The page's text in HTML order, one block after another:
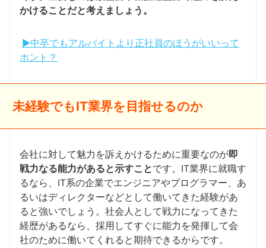
かけることだと考えましょう。
▶中卒でもアルバイトより正社員のほうがいいって
ホント？
未経験でもIT業界を目指せるのか
会社に対して魅力を訴えかけるために重要なのが即
戦力なる能力があると示すことです。IT業界に就職す
るなら、IT系の企業でエンジニアやプログラマー、あ
るいはディレクターなどとして働いてきた経験があ
ると強いでしょう。社会人として戦力になってきた
経歴があるなら、採用してすぐに能力を発揮して会
社のために働いてくれると期待できるからです。